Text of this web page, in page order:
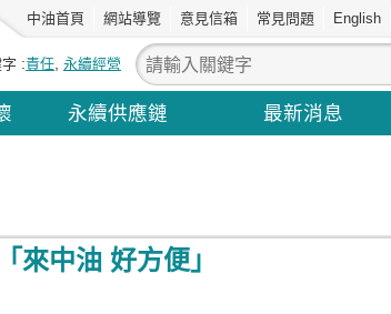
中油首頁 網站導覽 意見信箱 常見問題 English
責任 永續經營
永續供應鏈 最新消息
來中油 好方便」